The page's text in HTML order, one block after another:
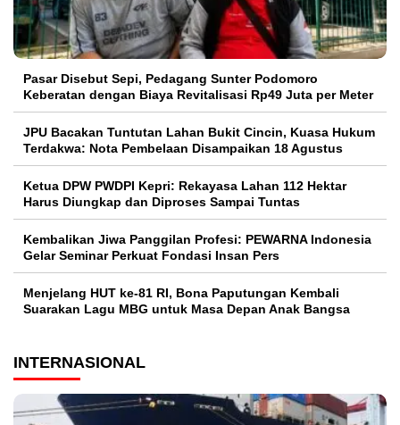
Pasar Disebut Sepi, Pedagang Sunter Podomoro
Keberatan dengan Biaya Revitalisasi Rp49 Juta per Meter
JPU Bacakan Tuntutan Lahan Bukit Cincin, Kuasa Hukum
Terdakwa: Nota Pembelaan Disampaikan 18 Agustus
Ketua DPW PWDPI Kepri: Rekayasa Lahan 112 Hektar
Harus Diungkap dan Diproses Sampai Tuntas
Kembalikan Jiwa Panggilan Profesi: PEWARNA Indonesia
Gelar Seminar Perkuat Fondasi Insan Pers
Menjelang HUT ke-81 RI, Bona Paputungan Kembali
Suarakan Lagu MBG untuk Masa Depan Anak Bangsa
INTERNASIONAL